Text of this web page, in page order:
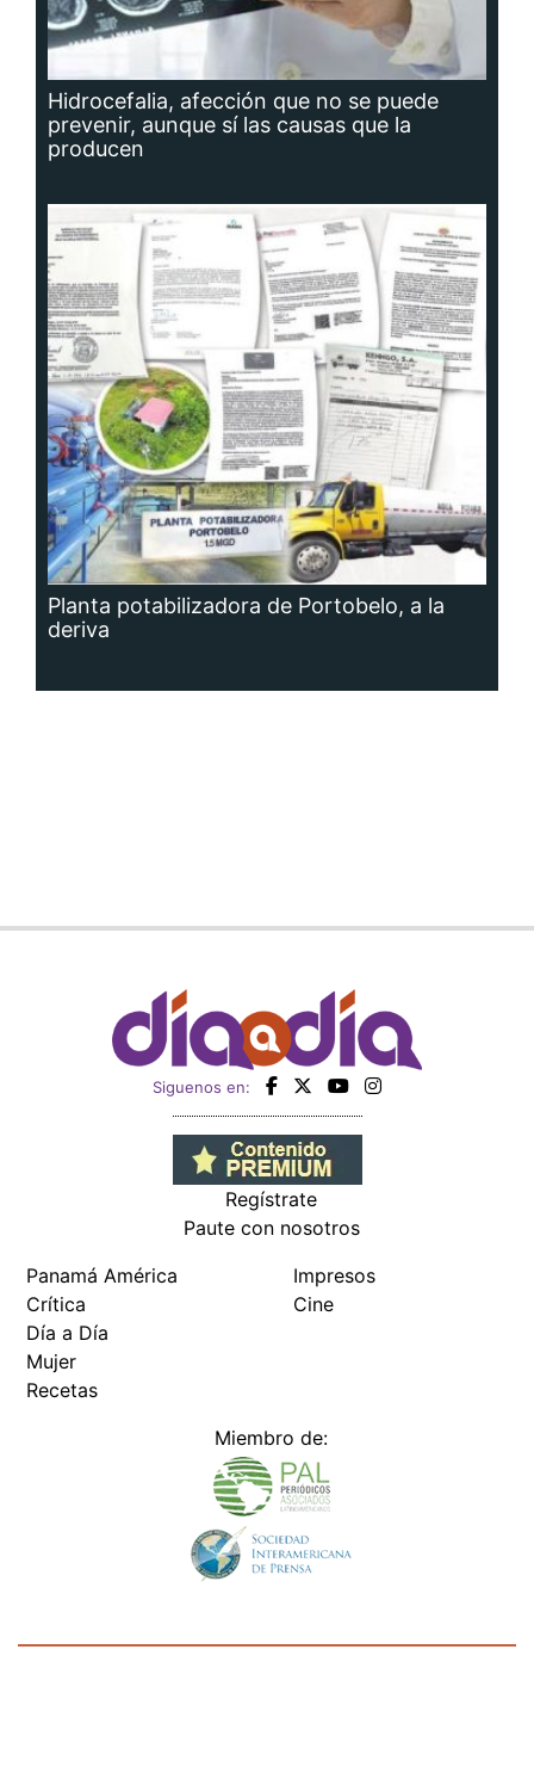
Hidrocefalia, afección que no se puede
prevenir, aunque sí las causas que la
producen
Planta potabilizadora de Portobelo, a la
deriva
Siguenos en:
Regístrate
Paute con nosotros
Panamá América
Crítica
Día a Día
Mujer
Recetas
Impresos
Cine
Miembro de: